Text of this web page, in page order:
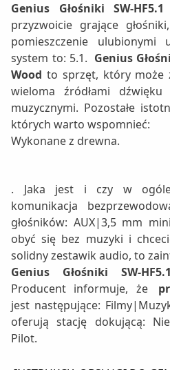
Genius Głośniki SW-
przyzwoicie grające
pomieszczenie ulubionymi
system to: 5.1. Genius
Wood to sprzęt, który może
wieloma źródłami
muzycznymi. Pozostałe
których warto wspomnieć:
Wykonane z drewna.
. Jaka jest i czy w ogóle
komunikacja
głośników: AUX|3,5 mm
obyć się bez muzyki i
solidny zestawik audio, to
Genius Głośniki SW-
Producent informuje, że
jest następujące:
oferują stację dokującą:
Pilot.